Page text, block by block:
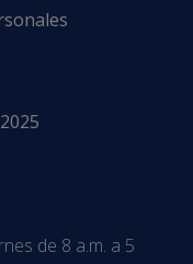
de 8 a.m. a 5